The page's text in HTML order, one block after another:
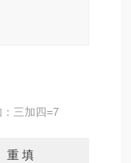
三加四=7